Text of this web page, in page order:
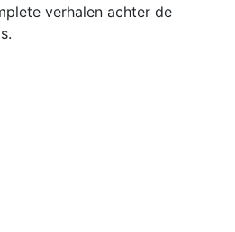
verhalen achter de